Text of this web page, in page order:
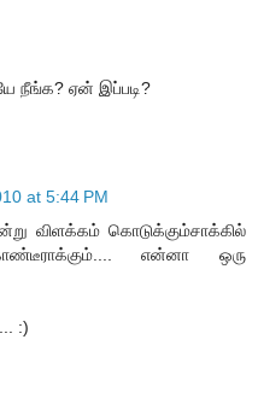
நீங்க? ஏன் இப்படி?
at 5:44 PM
விளக்கம் கொடுக்கும்சாக்கில்
என்னா ஒரு
:)